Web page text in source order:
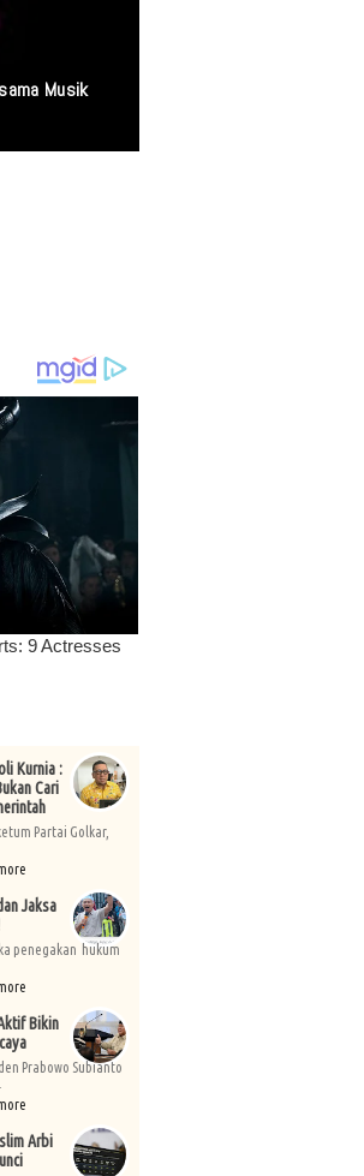
Kurnia :
Cari
Partai Golkar,
Jaksa
penegakan hukum
Bikin
Prabowo Subianto
Arbi